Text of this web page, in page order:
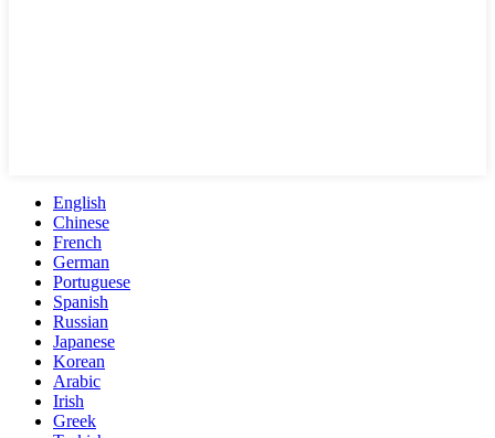
English
Chinese
French
German
Portuguese
Spanish
Russian
Japanese
Korean
Arabic
Irish
Greek